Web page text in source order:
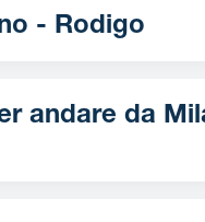
tra Milano - Rodigo
da Milano -